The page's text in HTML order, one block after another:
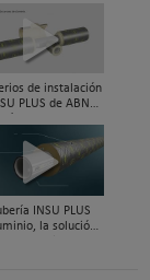
de instalación
PLUS de ABN,
INSU PLUS
la solución